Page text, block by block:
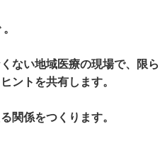
ない地域医療の現場で、限ら
ントを共有します。
関係をつくります。